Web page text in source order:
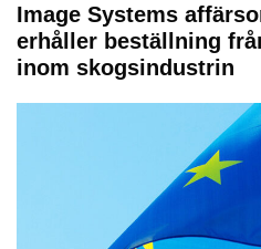
Image Systems
erhåller beställning
inom skogsindustrin